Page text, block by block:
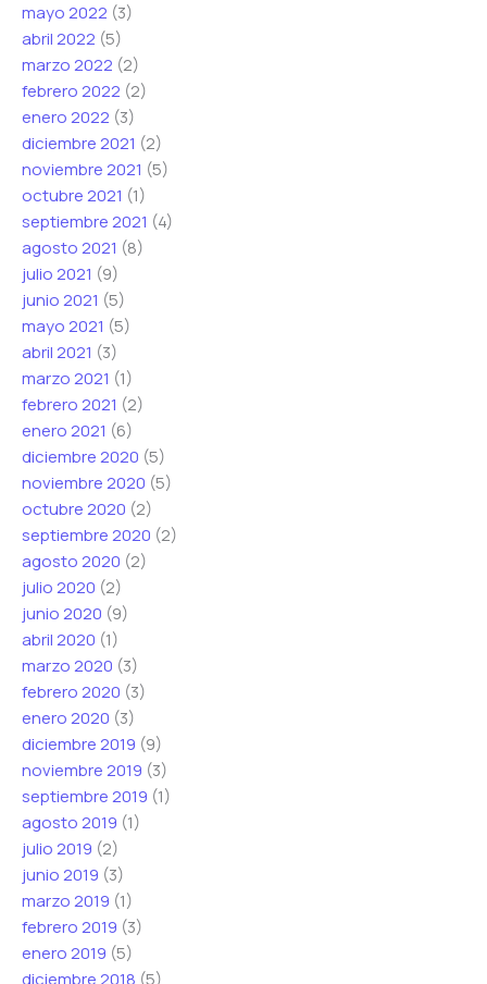
mayo 2022 (3)
abril 2022 (5)
marzo 2022 (2)
febrero 2022 (2)
enero 2022 (3)
diciembre 2021 (2)
noviembre 2021 (5)
octubre 2021 (1)
septiembre 2021 (4)
agosto 2021 (8)
julio 2021 (9)
junio 2021 (5)
mayo 2021 (5)
abril 2021 (3)
marzo 2021 (1)
febrero 2021 (2)
enero 2021 (6)
diciembre 2020 (5)
noviembre 2020 (5)
octubre 2020 (2)
septiembre 2020 (2)
agosto 2020 (2)
julio 2020 (2)
junio 2020 (9)
abril 2020 (1)
marzo 2020 (3)
febrero 2020 (3)
enero 2020 (3)
diciembre 2019 (9)
noviembre 2019 (3)
septiembre 2019 (1)
agosto 2019 (1)
julio 2019 (2)
junio 2019 (3)
marzo 2019 (1)
febrero 2019 (3)
enero 2019 (5)